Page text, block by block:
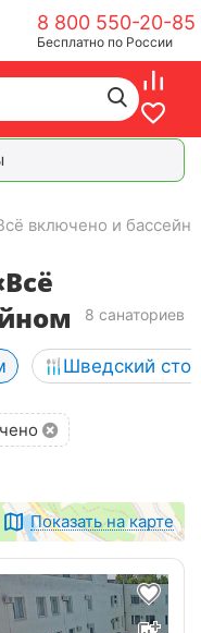
8 800 550-20-85
Бесплатно по России
включено и бассейн
8 санаториев
Шведский стол
Показать на карте